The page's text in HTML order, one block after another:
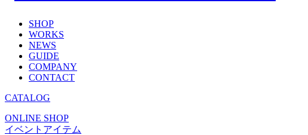
SHOP
WORKS
NEWS
GUIDE
COMPANY
CONTACT
CATALOG
ONLINE SHOP
イベントアイテム